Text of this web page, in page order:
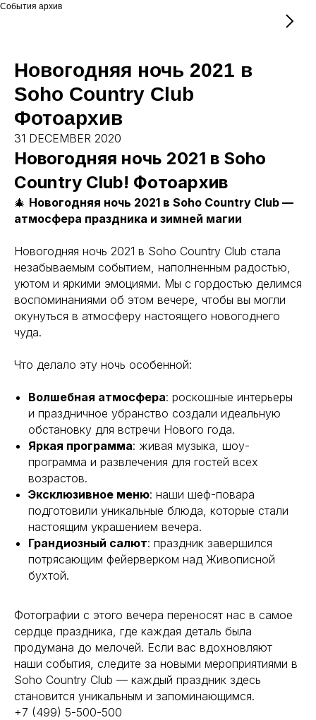
События архив
Новогодняя ночь 2021 в
Soho Country Club
Фотоархив
31 DECEMBER 2020
Новогодняя ночь 2021 в Soho
Country Club! Фотоархив
🎄 Новогодняя ночь 2021 в Soho Country Club —
атмосфера праздника и зимней магии
Новогодняя ночь 2021 в Soho Country Club стала
незабываемым событием, наполненным радостью,
уютом и яркими эмоциями. Мы с гордостью делимся
воспоминаниями об этом вечере, чтобы вы могли
окунуться в атмосферу настоящего новогоднего
чуда.
Что делало эту ночь особенной:
Волшебная атмосфера: роскошные интерьеры
и праздничное убранство создали идеальную
обстановку для встречи Нового года.
Яркая программа: живая музыка, шоу-
программа и развлечения для гостей всех
возрастов.
Эксклюзивное меню: наши шеф-повара
подготовили уникальные блюда, которые стали
настоящим украшением вечера.
Грандиозный салют: праздник завершился
потрясающим фейерверком над Живописной
бухтой.
Фотографии с этого вечера переносят нас в самое
сердце праздника, где каждая деталь была
продумана до мелочей. Если вас вдохновляют
наши события, следите за новыми мероприятиями в
Soho Country Club — каждый праздник здесь
становится уникальным и запоминающимся.
+7 (499) 5-500-500
Бронирование столов
+7 (499) 550-05-00
Банкетный менеджер
+7 (977) 000-95-27
Ежедневно, 12:00 — 23:00